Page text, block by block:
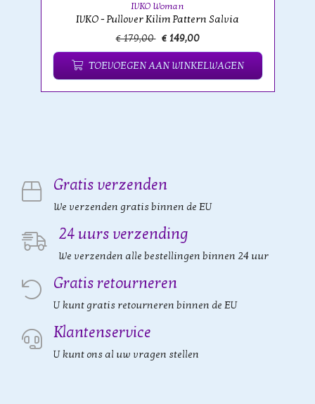
IVKO Woman
IVKO - Pullover Kilim Pattern Salvia
€ 179,00 € 149,00
TOEVOEGEN AAN WINKELWAGEN
Gratis verzenden
We verzenden gratis binnen de EU
24 uurs verzending
We verzenden alle bestellingen binnen 24 uur
Gratis retourneren
U kunt gratis retourneren binnen de EU
Klantenservice
U kunt ons al uw vragen stellen